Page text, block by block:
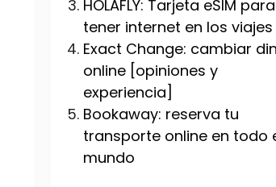
HOLAFLY: Tarjeta eSIM para
tener internet en los viajes
Exact Change: cambiar
online [opiniones y
experiencia]
Bookaway: reserva tu
transporte online en todo
mundo